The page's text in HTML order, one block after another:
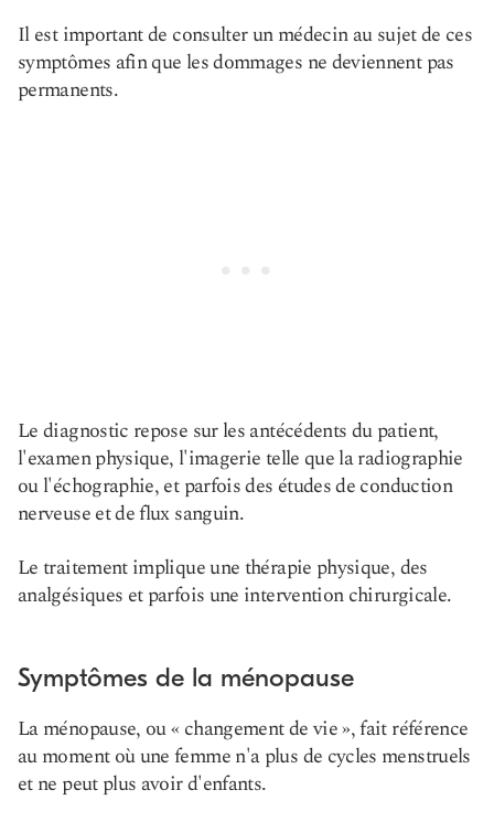
Il est important de consulter un médecin au sujet de ces
symptômes afin que les dommages ne deviennent pas
permanents.
Le diagnostic repose sur les antécédents du patient,
l'examen physique, l'imagerie telle que la radiographie
ou l'échographie, et parfois des études de conduction
nerveuse et de flux sanguin.
Le traitement implique une thérapie physique, des
analgésiques et parfois une intervention chirurgicale.
Symptômes de la ménopause
La ménopause, ou « changement de vie », fait référence
au moment où une femme n'a plus de cycles menstruels
et ne peut plus avoir d'enfants.